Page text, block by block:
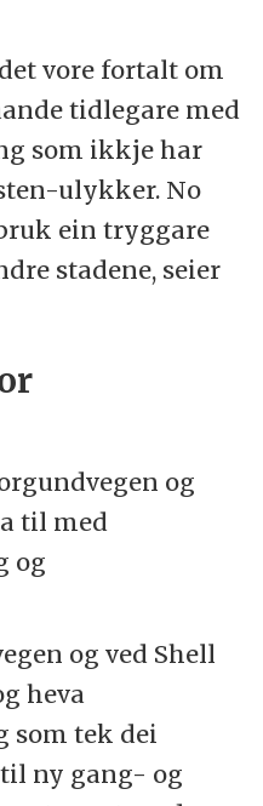
vore fortalt om
tidlegare med
som ikkje har
ulykker. No
ein tryggare
stadene, seier
og
til med
og
og ved Shell
heva
som tek dei
til ny gang- og